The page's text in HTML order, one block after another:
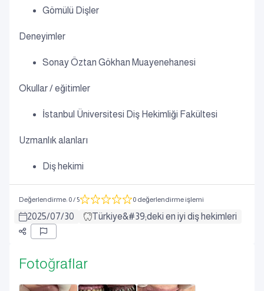
Gömülü Dişler
Deneyimler
Sonay Öztan Gökhan Muayenehanesi
Okullar / eğitimler
İstanbul Üniversitesi Diş Hekimliği Fakültesi
Uzmanlık alanları
Diş hekimi
Değerlendirme: 0/ 5 0 değerlendirme işlemi
2025/07/30 Türkiye&#39;deki en iyi diş hekimleri
Fotoğraflar